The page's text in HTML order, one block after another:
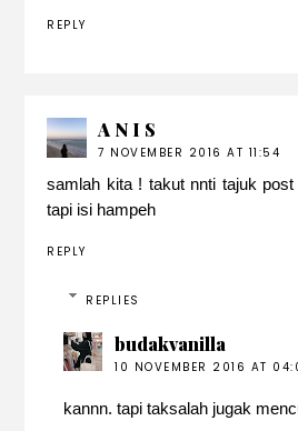
REPLY
A N I S
7 NOVEMBER 2016 AT 11:54
samlah kita ! takut nnti tajuk
tapi isi hampeh
REPLY
REPLIES
budakvanilla
10 NOVEMBER 2016 AT
kannn. tapi taksalah jugak